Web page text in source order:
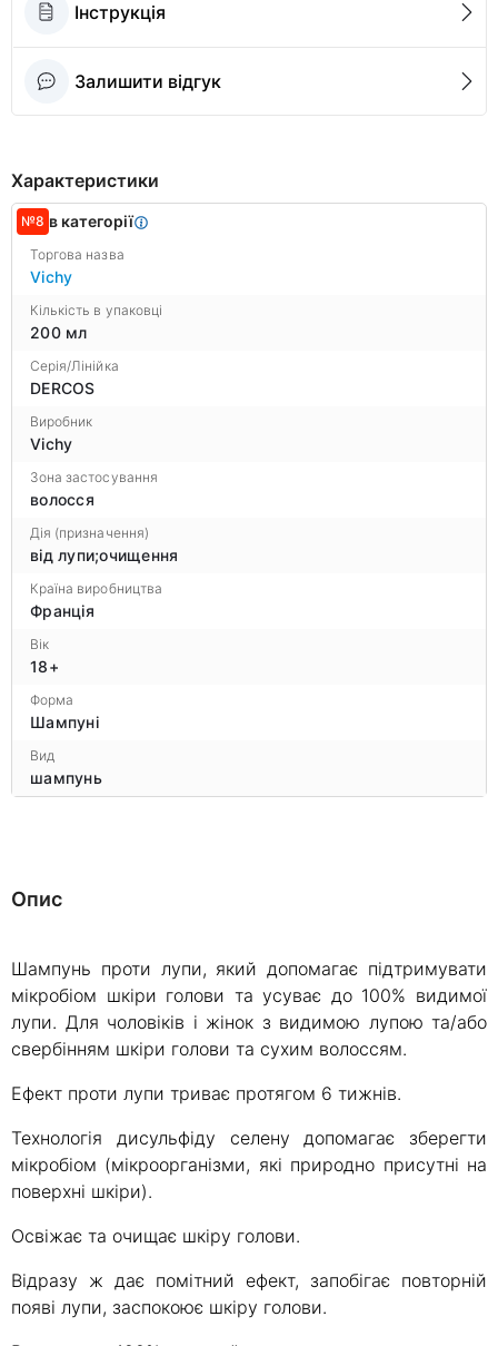
Інструкція
Залишити відгук
Характеристики
№8 в категорії
Торгова назва
Vichy
Кількість в упаковці
200 мл
Серія/Лінійка
DERCOS
Виробник
Vichy
Зона застосування
волосся
Дія (призначення)
від лупи;очищення
Країна виробництва
Франція
Вік
18+
Форма
Шампуні
Вид
шампунь
Опис
Шампунь проти лупи, який допомагає підтримувати
мікробіом шкіри голови та усуває до 100% видимої
лупи. Для чоловіків і жінок з видимою лупою та/або
свербінням шкіри голови та сухим волоссям.
Ефект проти лупи триває протягом 6 тижнів.
Технологія дисульфіду селену допомагає зберегти
мікробіом (мікроорганізми, які природно присутні на
поверхні шкіри).
Освіжає та очищає шкіру голови.
Відразу ж дає помітний ефект, запобігає повторній
появі лупи, заспокоює шкіру голови.